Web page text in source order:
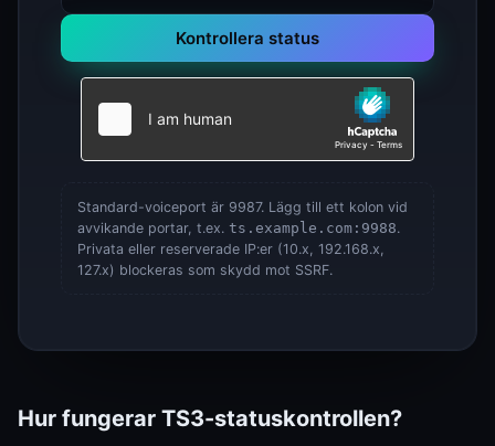
Kontrollera status
Standard-voiceport är 9987. Lägg till ett kolon vid
avvikande portar, t.ex. ts.example.com:9988.
Privata eller reserverade IP:er (10.x, 192.168.x,
127.x) blockeras som skydd mot SSRF.
Hur fungerar TS3-statuskontrollen?